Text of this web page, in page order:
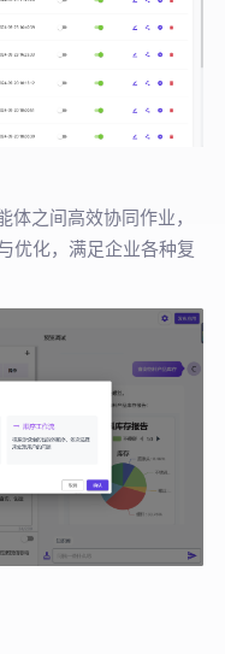
体之间高效协同作业，
优化，满足企业各种复